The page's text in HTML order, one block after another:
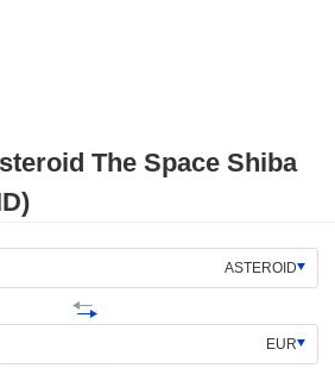
The Space Shiba
ASTEROID
EUR
Space Shiba Inu está se
em comparação com o mercado
The Space Shiba Inu caiu31.29%,
cripto geral que registrou um ganho de
atraso temporário na ação de preço de
ao momentum do mercado mais amplo.